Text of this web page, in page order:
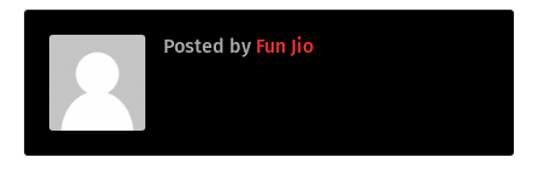
Posted by Fun Jio